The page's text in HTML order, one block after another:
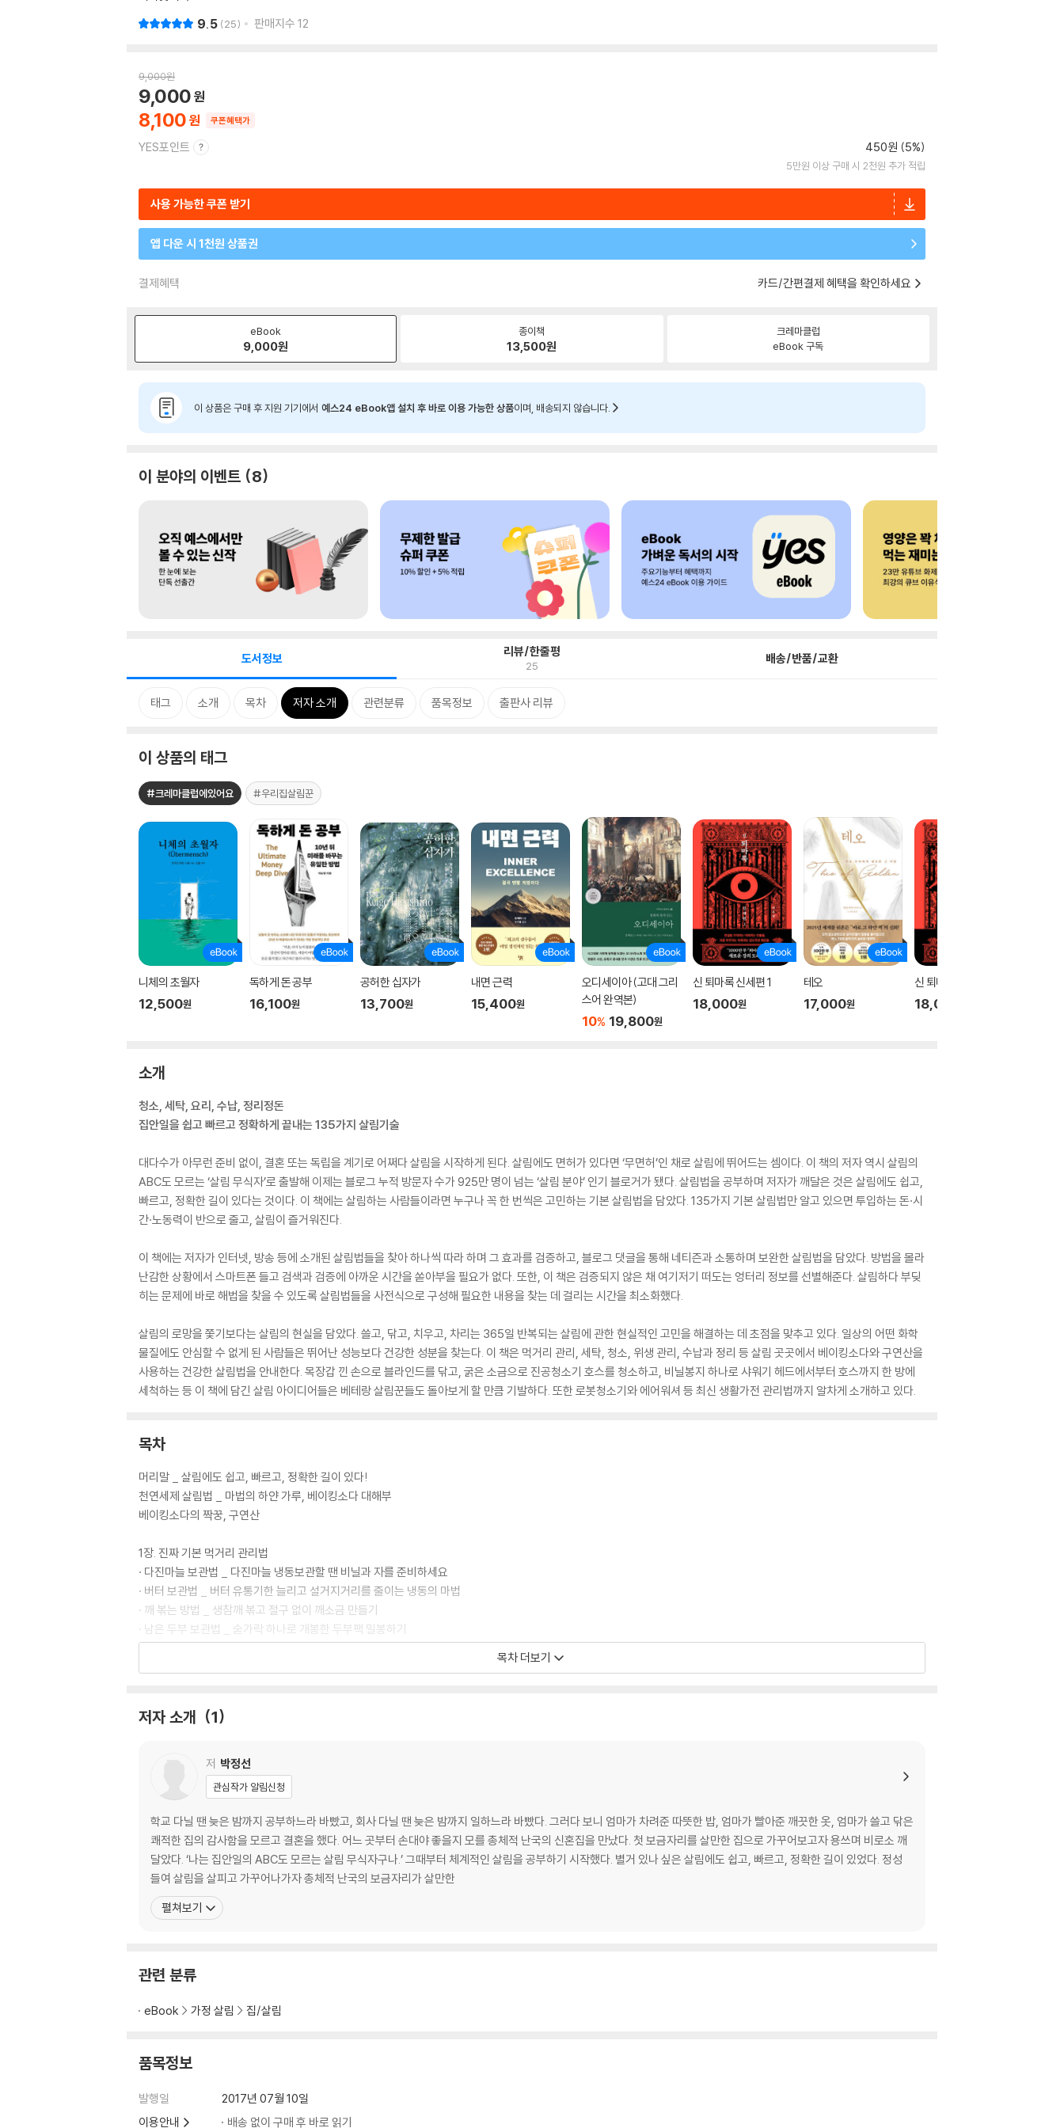
9.5 25 판매지수 12
9,000원
8,100
9,000
쿠폰혜택가
YES포인트 450원 (5%)
5만원 이상 구매 시 2천원 추가 적립
사용 가능한 쿠폰 받기
앱 다운 시 1천원 상품권
결제혜택 카드/간편결제 혜택을 확인하세요
eBook
9,000원
종이책
13,500원
크레마클럽
eBook 구독
이 상품은 구매 후 지원 기기에서 예스24 eBook앱 설치 후 바로 이용 가능한 상품이며, 배송되지 않습니다.
이 분야의 이벤트 8
도서정보 리뷰/한줄평
25 배송/반품/교환
태그 소개 목차 저자 소개 관련분류 품목정보 출판사 리뷰
이 상품의 태그
#크레마클럽에있어요 #우리집살림꾼
니체의 초월자
12,500원
독하게 돈 공부
16,100원
공허한 십자가
13,700원
내면 근력
15,400원
오디세이아 (고대 그리
스어 완역본)
10% 19,800원
신 퇴마록 신세편 1
18,000원
테오
17,000원
신 퇴마록 신세편 3
18,000
소개
청소, 세탁, 요리, 수납, 정리정돈
집안일을 쉽고 빠르고 정확하게 끝내는 135가지 살림기술
대다수가 아무런 준비 없이, 결혼 또는 독립을 계기로 어쩌다 살림을 시작하게 된다. 살림에도 면허가 있다면 ‘무면허’인 채로 살림에 뛰어드는 셈이다. 이 책의 저자 역시 살림의
ABC도 모르는 ‘살림 무식자’로 출발해 이제는 블로그 누적 방문자 수가 925만 명이 넘는 ‘살림 분야’ 인기 블로거가 됐다. 살림법을 공부하며 저자가 깨달은 것은 살림에도 쉽고,
빠르고, 정확한 길이 있다는 것이다. 이 책에는 살림하는 사람들이라면 누구나 꼭 한 번씩은 고민하는 기본 살림법을 담았다. 135가지 기본 살림법만 알고 있으면 투입하는 돈·시
간·노동력이 반으로 줄고, 살림이 즐거워진다.
이 책에는 저자가 인터넷, 방송 등에 소개된 살림법들을 찾아 하나씩 따라 하며 그 효과를 검증하고, 블로그 댓글을 통해 네티즌과 소통하며 보완한 살림법을 담았다. 방법을 몰라
난감한 상황에서 스마트폰 들고 검색과 검증에 아까운 시간을 쏟아부을 필요가 없다. 또한, 이 책은 검증되지 않은 채 여기저기 떠도는 엉터리 정보를 선별해준다. 살림하다 부딪
히는 문제에 바로 해법을 찾을 수 있도록 살림법들을 사전식으로 구성해 필요한 내용을 찾는 데 걸리는 시간을 최소화했다.
살림의 로망을 쫓기보다는 살림의 현실을 담았다. 쓸고, 닦고, 치우고, 차리는 365일 반복되는 살림에 관한 현실적인 고민을 해결하는 데 초점을 맞추고 있다. 일상의 어떤 화학
물질에도 안심할 수 없게 된 사람들은 뛰어난 성능보다 건강한 성분을 찾는다. 이 책은 먹거리 관리, 세탁, 청소, 위생 관리, 수납과 정리 등 살림 곳곳에서 베이킹소다와 구연산을
사용하는 건강한 살림법을 안내한다. 목장갑 낀 손으로 블라인드를 닦고, 굵은 소금으로 진공청소기 호스를 청소하고, 비닐봉지 하나로 샤워기 헤드에서부터 호스까지 한 방에
세척하는 등 이 책에 담긴 살림 아이디어들은 베테랑 살림꾼들도 돌아보게 할 만큼 기발하다. 또한 로봇청소기와 에어워셔 등 최신 생활가전 관리법까지 알차게 소개하고 있다.
목차
머리말 _ 살림에도 쉽고, 빠르고, 정확한 길이 있다!
천연세제 살림법 _ 마법의 하얀 가루, 베이킹소다 대해부
베이킹소다의 짝꿍, 구연산
1장. 진짜 기본 먹거리 관리법
· 다진마늘 보관법 _ 다진마늘 냉동보관할 땐 비닐과 자를 준비하세요
· 버터 보관법 _ 버터 유통기한 늘리고 설거지거리를 줄이는 냉동의 마법
· 깨 볶는 방법 _ 생참깨 볶고 절구 없이 깨소금 만들기
· 남은 두부 보관법 _ 숟가락 하나로 개봉한 두부팩 밀봉하기
· 냉동 식재료 해동법 _ 육류에서 야채까지 세균 걱정 없는 안심 해동의 모든 것
· 양파 실온·냉장 보관법 _ 스타킹 하나만 있으면 양파를 무르지 않게 오래 보관할 수 있다!
· 대파 오래 보관하기 | 대파 키우기 _ 대파 한 단이 세 단으로 불어나는 마법
· 마늘 껍질 쉽게 까기 | 깐마늘 보관법 _ 설탕으로 깐마늘의 생명 연장하기
· 세제 한 방울 쓰지 않고 주방 청소하기 _ ‘기름기 킬러’ 시금치 데친 물
· 통조림 뚜껑 안전하게 따기 _ 타이어도 자르는 통조림 뚜껑, 숟가락만 있으면 겁나지 않아요
· 바나나 오래 보관하기 _ 세탁소 옷걸이로 바나나 걸이 만들기
· 달걀 삶고 껍데기 쉽게 벗기는 방법 _ 삶은 달걀 껍데기 벗기기 삼총사, 소금·식초·숟가락
· 뚜껑 없는 프라이팬으로 생선 굽기 _ 기름 튀지 않게 생선 굽는 방법 없을까요?
· 딸기 깨끗하게 씻기 _ 왜 딸기는 물에 씻기 전에 꼭지를 자를까?
· 쌀뜨물 활용법 _ 화초 관리에서 청소까지, 친환경 살림 1등 공신 쌀뜨물
· 눈물 흘리지 않고 양파 손질하기 _ 물 VS 냉장고 VS 양초, 양파 매운 성분 잡기 대결 승자는?
· 패딩 점퍼 집에서 세탁하기 _ 패딩, 드라이클리닝 할수록 보온력이 점점 떨어진다!
· 운동화 세탁법 _ 비닐봉지만 있으면 운동화를 쉽고 빠르게 빨 수 있다!
· 옷에 붙은 껌 떼기 _ 아세톤 VS 살충제 VS 설탕 VS 다리미, 껌 떼기 승자는?
· 옷에 묻은 얼룩 제거하기 _ 어떤 얼룩이든 한 방에 지우는 ‘만능 얼룩 리무버’
목차 더보기
저자 소개 1
저 박정선
관심작가 알림신청
학교 다닐 땐 늦은 밤까지 공부하느라 바빴고, 회사 다닐 땐 늦은 밤까지 일하느라 바빴다. 그러다 보니 엄마가 차려준 따뜻한 밥, 엄마가 빨아준 깨끗한 옷, 엄마가 쓸고 닦은
쾌적한 집의 감사함을 모르고 결혼을 했다. 어느 곳부터 손대야 좋을지 모를 총체적 난국의 신혼집을 만났다. 첫 보금자리를 살만한 집으로 가꾸어보고자 용쓰며 비로소 깨
달았다. ‘나는 집안일의 ABC도 모르는 살림 무식자구나.’ 그때부터 체계적인 살림을 공부하기 시작했다. 별거 있나 싶은 살림에도 쉽고, 빠르고, 정확한 길이 있었다. 정성
들여 살림을 살피고 가꾸어나가자 총체적 난국의 보금자리가 살만한
펼쳐보기
관련 분류
eBook 가정 살림 집/살림
품목정보
발행일
2017년 07월 10일
이용안내
배송 없이 구매 후 바로 읽기